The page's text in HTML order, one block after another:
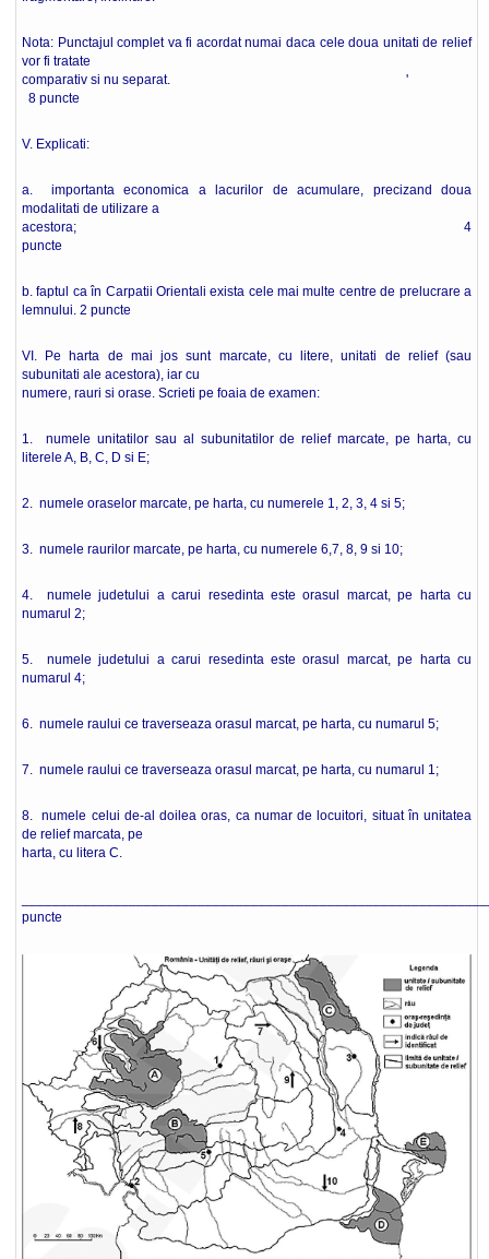
Nota: Punctajul complet va fi acordat numai daca cele doua unitati de relief
vor fi tratate
comparativ si nu separat. '
8 puncte
V. Explicati:
a. importanta economica a lacurilor de acumulare, precizand doua
modalitati de utilizare a
acestora; 4
puncte
b. faptul ca în Carpatii Orientali exista cele mai multe centre de prelucrare a
lemnului. 2 puncte
VI. Pe harta de mai jos sunt marcate, cu litere, unitati de relief (sau
subunitati ale acestora), iar cu
numere, rauri si orase. Scrieti pe foaia de examen:
1. numele unitatilor sau al subunitatilor de relief marcate, pe harta, cu
literele A, B, C, D si E;
2. numele oraselor marcate, pe harta, cu numerele 1, 2, 3, 4 si 5;
3. numele raurilor marcate, pe harta, cu numerele 6,7, 8, 9 si 10;
4. numele judetului a carui resedinta este orasul marcat, pe harta cu
numarul 2;
5. numele judetului a carui resedinta este orasul marcat, pe harta cu
numarul 4;
6. numele raului ce traverseaza orasul marcat, pe harta, cu numarul 5;
7. numele raului ce traverseaza orasul marcat, pe harta, cu numarul 1;
8. numele celui de-al doilea oras, ca numar de locuitori, situat în unitatea
de relief marcata, pe
harta, cu litera C.
puncte